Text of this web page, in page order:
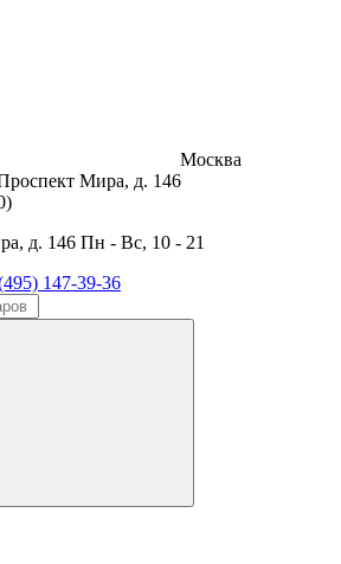
Москва
Мира, д. 146
д. 146 Пн - Вс, 10 - 21
147-39-36